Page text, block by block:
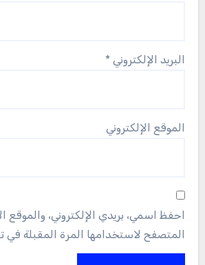
البريد الإلكتروني *
الموقع الإلكتروني
احفظ اسمي، بريدي الإلكتروني، والموقع
المتصفح لاستخدامها المرة المقبلة في